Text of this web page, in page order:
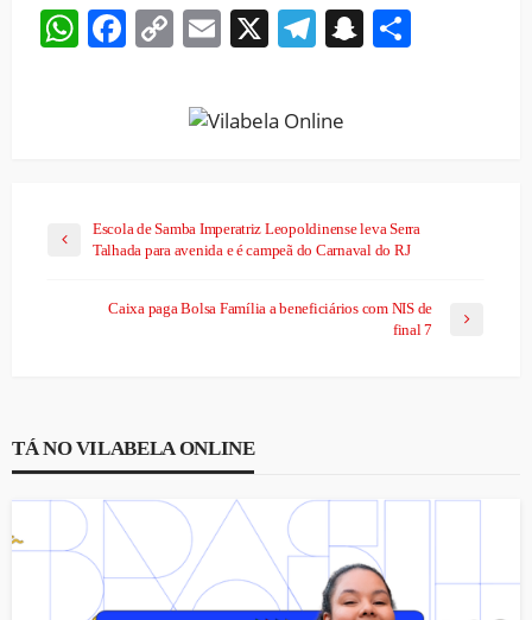
WhatsApp
Facebook
CopyEmail
X Telegram
Snapchat
Escola de Samba Imperatriz Leopoldinense leva Serra
Talhada para avenida e é campeã do Carnaval do RJ
Caixa paga Bolsa Família a beneficiários com NIS de
final 7
TÁ NO VILABELA ONLINE